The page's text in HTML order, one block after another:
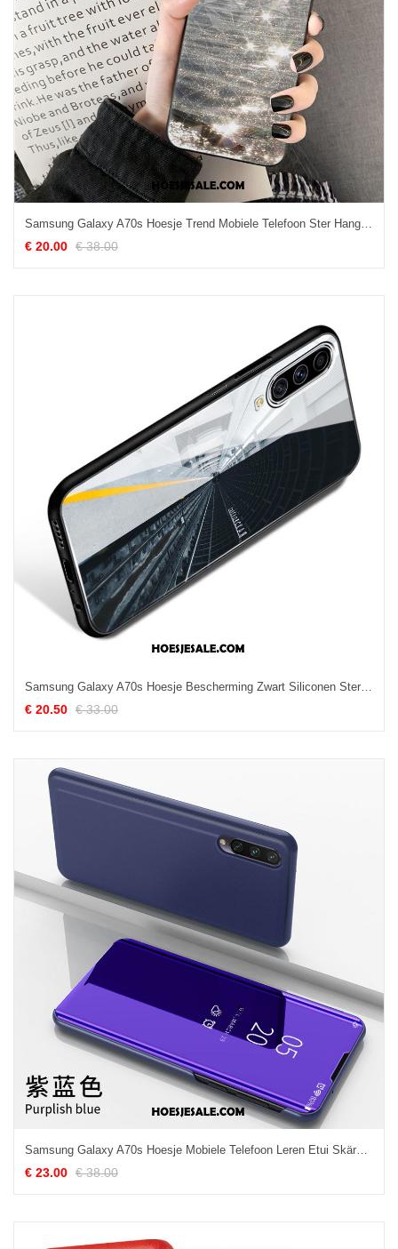
Samsung Galaxy A70s Hoesje Trend Mobiele Telefoon Ster Hanger Hoes Kopen
€ 20.00 € 38.00
Samsung Galaxy A70s Hoesje Bescherming Zwart Siliconen Ster All Inclusive Korting
€ 20.50 € 33.00
Samsung Galaxy A70s Hoesje Mobiele Telefoon Leren Etui Skärmskydd Ster Blauw Goedkoop
€ 23.00 € 38.00